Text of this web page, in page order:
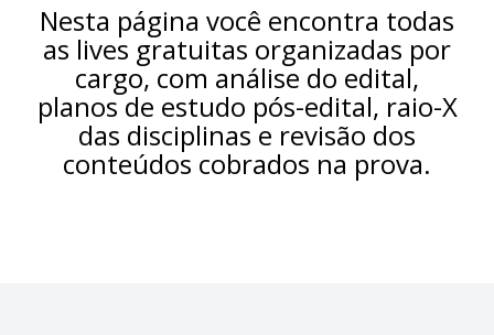
Nesta página você encontra todas
as lives gratuitas organizadas por
cargo, com análise do edital,
planos de estudo pós-edital, raio-X
das disciplinas e revisão dos
conteúdos cobrados na prova.